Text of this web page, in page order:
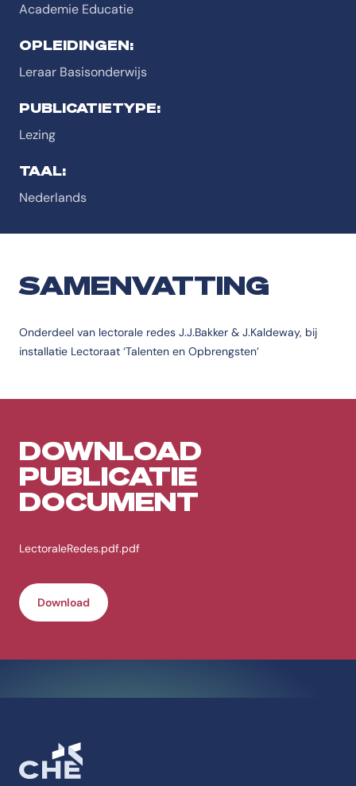
Academie Educatie
OPLEIDINGEN:
Leraar Basisonderwijs
PUBLICATIETYPE:
Lezing
TAAL:
Nederlands
SAMENVATTING
Onderdeel van lectorale redes J.J.Bakker & J.Kaldeway, bij
installatie Lectoraat ‘Talenten en Opbrengsten’
DOWNLOAD
PUBLICATIE
DOCUMENT
LectoraleRedes.pdf.pdf
Download